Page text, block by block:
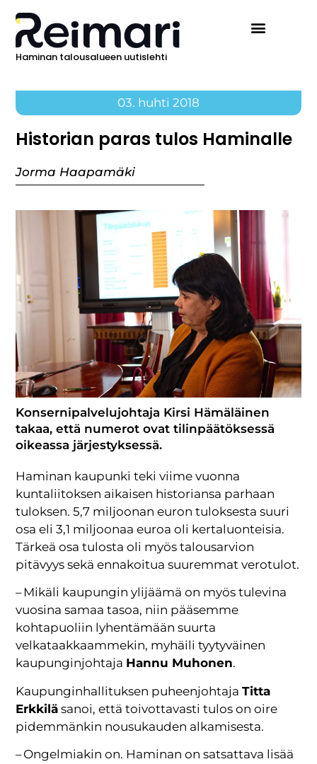
Haminan talousalueen uutislehti
03. huhti 2018
Historian paras tulos Haminalle
Jorma Haapamäki
Konsernipalvelujohtaja Kirsi Hämäläinen
takaa, että numerot ovat tilinpäätöksessä
oikeassa järjestyksessä.
Haminan kaupunki teki viime vuonna
kuntaliitoksen aikaisen historiansa parhaan
tuloksen. 5,7 miljoonan euron tuloksesta suuri
osa eli 3,1 miljoonaa euroa oli kertaluonteisia.
Tärkeä osa tulosta oli myös talousarvion
pitävyys sekä ennakoitua suuremmat verotulot.
– Mikäli kaupungin ylijäämä on myös tulevina
vuosina samaa tasoa, niin pääsemme
kohtapuoliin lyhentämään suurta
velkataakkaammekin, myhäili tyytyväinen
kaupunginjohtaja Hannu Muhonen.
Kaupunginhallituksen puheenjohtajaTitta
Erkkilä sanoi, että toivottavasti tulos on oire
pidemmänkin nousukauden alkamisesta.
– Ongelmiakin on. Haminan on satsattava lisää